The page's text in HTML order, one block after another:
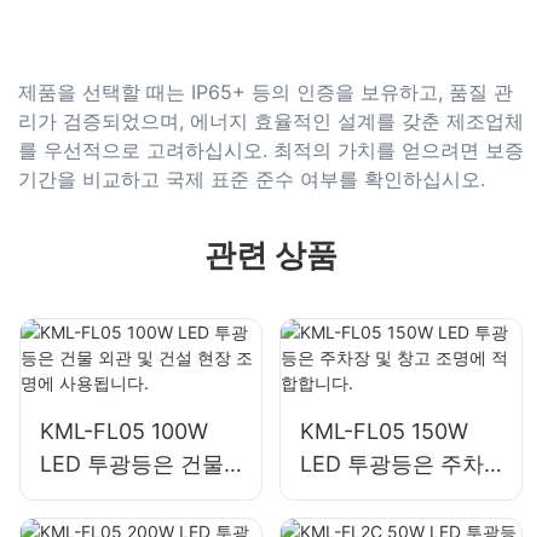
제품을 선택할 때는 IP65+ 등의 인증을 보유하고, 품질 관
리가 검증되었으며, 에너지 효율적인 설계를 갖춘 제조업체
를 우선적으로 고려하십시오. 최적의 가치를 얻으려면 보증
기간을 비교하고 국제 표준 준수 여부를 확인하십시오.
관련 상품
KML-FL05 100W
LED 투광등은 건물
외관 및 건설 현장 조
명에 사용됩니다.
KML-FL05 150W
LED 투광등은 주차
장 및 창고 조명에 적
합합니다.